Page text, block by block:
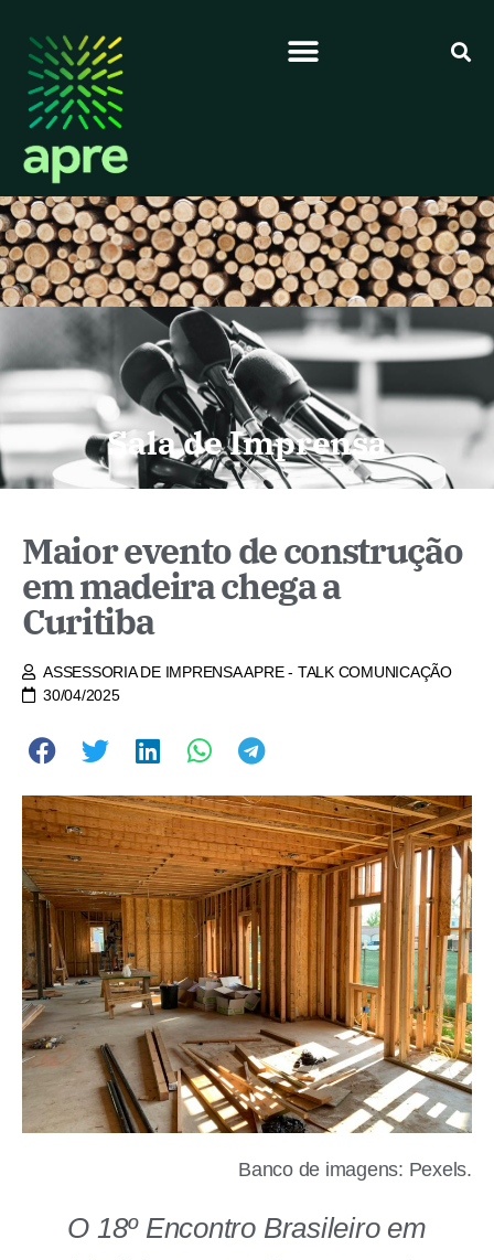
Sala de Imprensa
Maior evento de construção
em madeira chega a
Curitiba
ASSESSORIA DE IMPRENSA APRE - TALK COMUNICAÇÃO
30/04/2025
Banco de imagens: Pexels.
O 18º Encontro Brasileiro em